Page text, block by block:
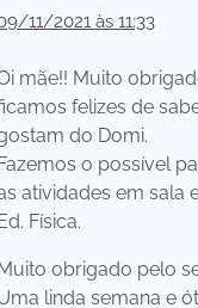
11/2021 às 11:33
mãe!! Muito
felizes de
do Domi.
Fazemos o possível
atividades em sala
Ed. Física.
Muito obrigado pelo
linda semana e